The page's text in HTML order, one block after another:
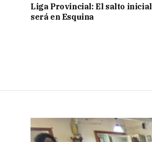
Liga Provincial: El salto inicial
será en Esquina